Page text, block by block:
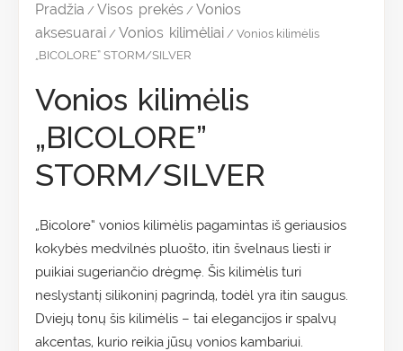
Pradžia /Visos prekės /Vonios
aksesuarai /Vonios kilimėliai / Vonios kilimėlis
„BICOLORE” STORM/SILVER
Vonios kilimėlis
„BICOLORE”
STORM/SILVER
„Bicolore“ vonios kilimėlis pagamintas iš geriausios
kokybės medvilnės pluošto, itin švelnaus liesti ir
puikiai sugeriančio drėgmę. Šis kilimėlis turi
neslystantį silikoninį pagrindą, todėl yra itin saugus.
Dviejų tonų šis kilimėlis – tai elegancijos ir spalvų
akcentas, kurio reikia jūsų vonios kambariui.